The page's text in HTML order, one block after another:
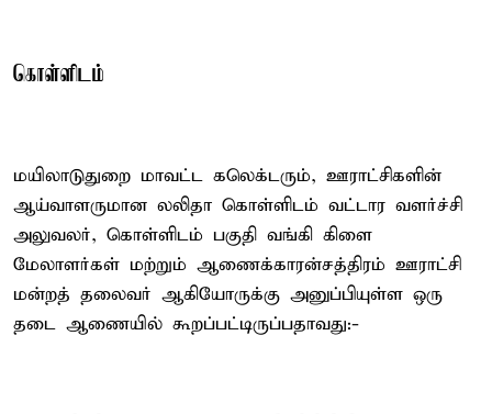
கொள்ளிடம்
மயிலாடுதுறை மாவட்ட கலெக்டரும், ஊராட்சிகளின்
ஆய்வாளருமான லலிதா கொள்ளிடம் வட்டார வளர்ச்சி
அலுவலர், கொள்ளிடம் பகுதி வங்கி கிளை
மேலாளர்கள் மற்றும் ஆணைக்காரன்சத்திரம் ஊராட்சி
மன்றத் தலைவர் ஆகியோருக்கு அனுப்பியுள்ள ஒரு
தடை ஆணையில் கூறப்பட்டிருப்பதாவது:-